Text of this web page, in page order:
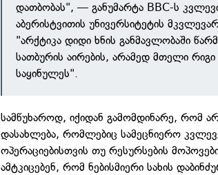
დათბობას", — განუმარტა BBC-ს
აბერისტვითის უნივერსიტეტის
"არქტიკა დიდი ხნის განმავლობაში
სათბურის აირების, არამედ მთელი რიგი
საყინულეს".
სამწუხაროდ, იქიდან გამომდინარე, რომ
დასახლება, რომლებიც სამეცნიერო
ოპერაციებისთვის თუ რესურსების
ამტკიცებენ, რომ ნებისმიერი სახის